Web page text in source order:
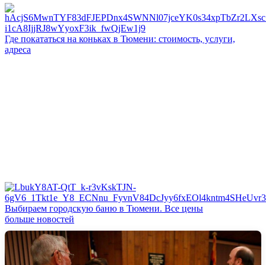
Где покататься на коньках в Тюмени: стоимость, услуги,
адреса
Выбираем городскую баню в Тюмени. Все цены
больше новостей